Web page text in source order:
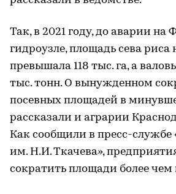
Так, в 2021 году, до аварии на
гидроузле, площадь сева риса
превышала 118 тыс. га, а
тыс. тонн. О вынужденном
посевных площадей в
рассказали и аграрии
Как сообщили в пресс-службе
им. Н.И. Ткачева»,
сократить площади более чем